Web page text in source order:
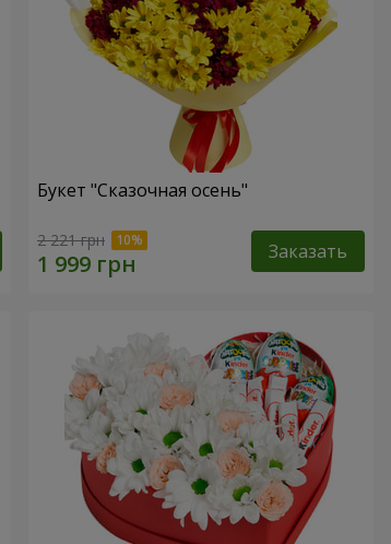
Букет "Сказочная осень"
2 221 грн Заказать